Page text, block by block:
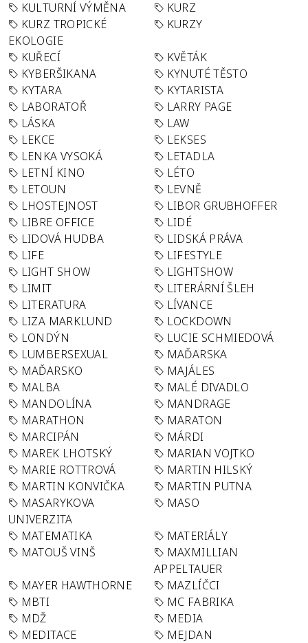
KULTURNÍ VÝMĚNA
KURZ
KURZ TROPICKÉ
EKOLOGIE
KURZY
KUŘECÍ
KVĚTÁK
KYBERŠIKANA
KYNUTÉ TĚSTO
KYTARA
KYTARISTA
LABORATOŘ
LARRY PAGE
LÁSKA
LAW
LEKCE
LEKSES
LENKA VYSOKÁ
LETADLA
LETNÍ KINO
LÉTO
LETOUN
LEVNĚ
LHOSTEJNOST
LIBOR GRUBHOFFER
LIBRE OFFICE
LIDÉ
LIDOVÁ HUDBA
LIDSKÁ PRÁVA
LIFE
LIFESTYLE
LIGHT SHOW
LIGHTSHOW
LIMIT
LITERÁRNÍ ŠLEH
LITERATURA
LÍVANCE
LIZA MARKLUND
LOCKDOWN
LONDÝN
LUCIE SCHMIEDOVÁ
LUMBERSEXUAL
MAĎARSKA
MAĎARSKO
MAJÁLES
MALBA
MALÉ DIVADLO
MANDOLÍNA
MANDRAGE
MARATHON
MARATON
MARCIPÁN
MÁRDI
MAREK LHOTSKÝ
MARIAN VOJTKO
MARIE ROTTROVÁ
MARTIN HILSKÝ
MARTIN KONVIČKA
MARTIN PUTNA
MASARYKOVA
UNIVERZITA
MASO
MATEMATIKA
MATERIÁLY
MATOUŠ VINŠ
MAXMILLIAN
APPELTAUER
MAYER HAWTHORNE
MAZLÍČCI
MBTI
MC FABRIKA
MDŽ
MEDIA
MEDITACE
MEJDAN